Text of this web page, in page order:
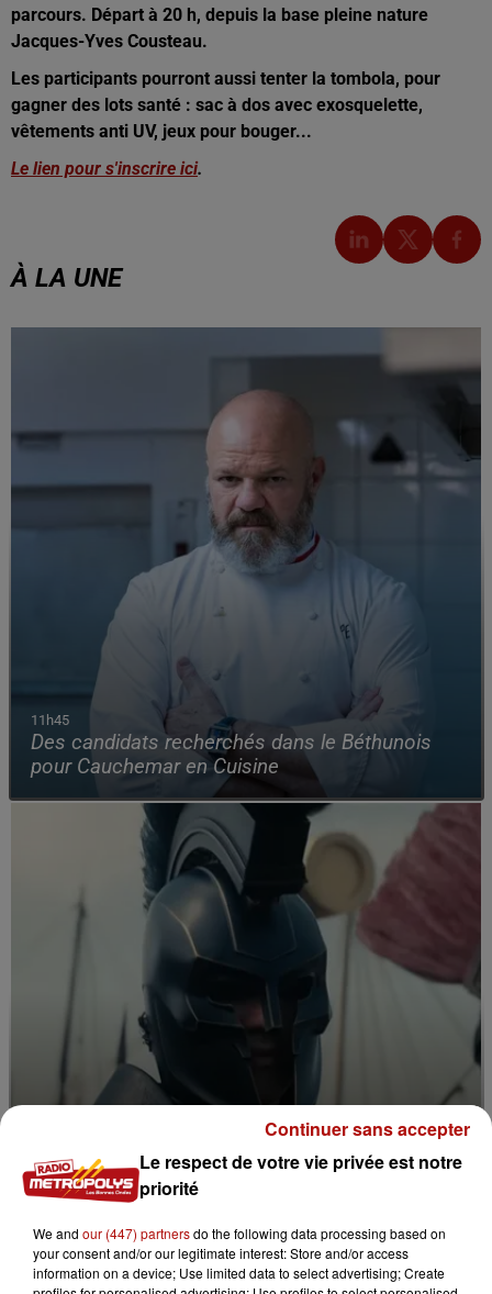
parcours. Départ à 20 h, depuis la base pleine nature
Jacques-Yves Cousteau.
Les participants pourront aussi tenter la tombola, pour
gagner des lots santé : sac à dos avec exosquelette,
vêtements anti UV, jeux pour bouger...
Le lien pour s'inscrire ici.
À LA UNE
11h45
Des candidats recherchés dans le Béthunois
pour Cauchemar en Cuisine
11h39
Lomme !
Le respect de votre vie privée est notre
priorité
We and our (447) partnersdo the following data processing based on
your consent and/or our legitimate interest: Store and/or access
information on a device; Use limited data to select advertising; Create
Continuer sans accepter